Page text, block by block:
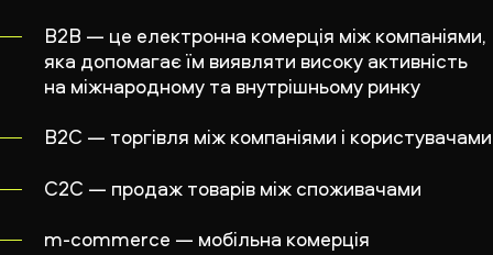
B2B — це електронна комерція між компаніями,
яка допомагає їм виявляти високу активність
на міжнародному та внутрішньому ринку
B2C — торгівля між компаніями і користувачами
C2C — продаж товарів між споживачами
m-commerce — мобільна комерція